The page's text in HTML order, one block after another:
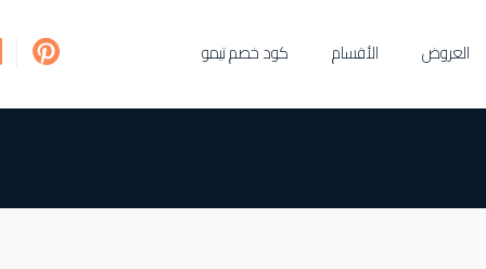
العروض الأقسام كود خصم تيمو